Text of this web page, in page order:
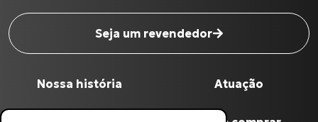
Seja um revendedor
Nossa história Atuação
Nome completo *
Digite seu Email *